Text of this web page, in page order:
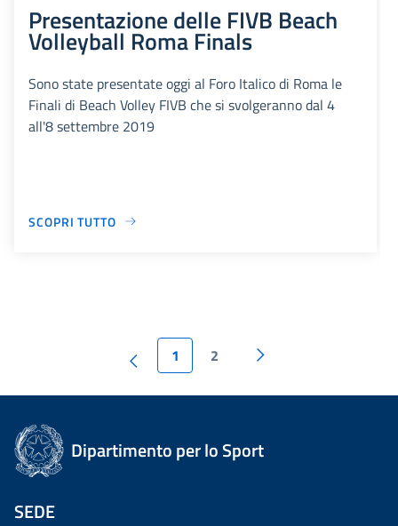
Presentazione delle FIVB Beach
Volleyball Roma Finals
Sono state presentate oggi al Foro Italico di Roma le
Finali di Beach Volley FIVB che si svolgeranno dal 4
all'8 settembre 2019
SCOPRI TUTTO
1 2
Dipartimento per lo Sport
SEDE